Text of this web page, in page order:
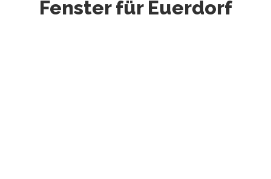
Fenster für Euerdorf